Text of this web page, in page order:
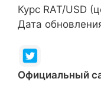
Курс RAT/USD
Дата
Официальный